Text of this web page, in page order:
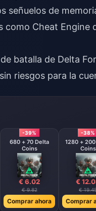
señuelos de
como Cheat Engine
batalla de Delta
riesgos para la
-39%
680 + 70 Delta
Coins
€ 6.02
€ 9.82
Comprar ahora
-38%
1280 +
Coins
€
€
Comprar